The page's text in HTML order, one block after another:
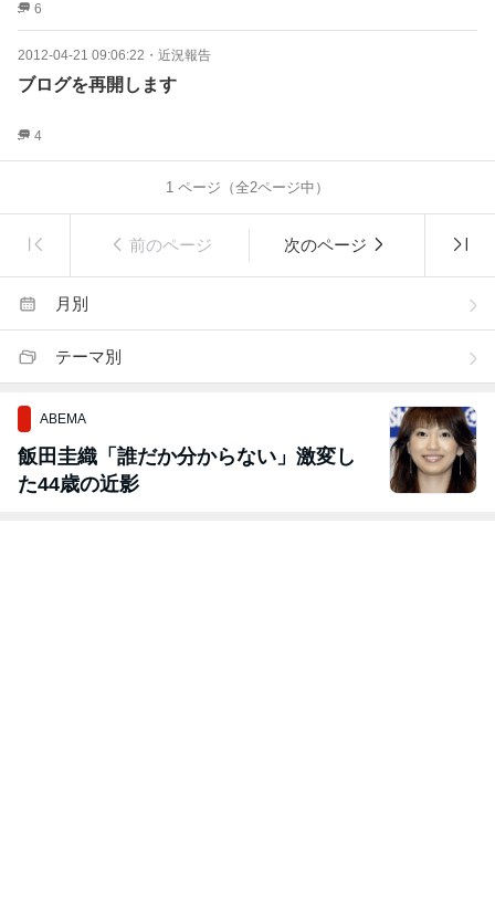
6
2012-04-21 09:06:22 ・ 近況報告
ブログを再開します
4
1 ページ（全2ページ中）
前のページ 次のページ
月別
テーマ別
ABEMA
飯田圭織「誰だか分からない」激変し
た44歳の近影